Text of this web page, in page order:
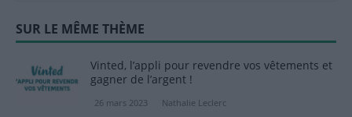
SUR LE MÊME THÈME
Vinted, l’appli pour revendre vos vêtements et
gagner de l’argent !
26 mars 2023 Nathalie Leclerc